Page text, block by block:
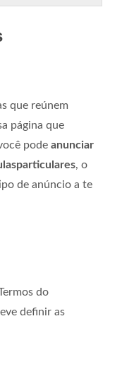
que reúnem
página que
pode anunciar
, o
de anúncio a te
do
definir as